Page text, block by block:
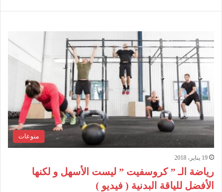
منوعات
19 يناير، 2018
رياضة الـ ” كروسفيت ” ليست الأسهل و لكنها
الأفضل للياقة البدنية ( فيديو )